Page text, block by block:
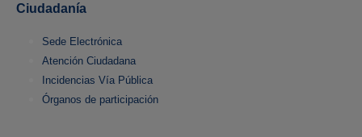
Ciudadanía
Sede Electrónica
Atención Ciudadana
Incidencias Vía Pública
Órganos de participación